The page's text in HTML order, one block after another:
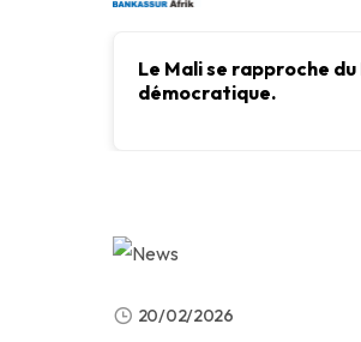
Le Mali se rapproche
démocratique.
20/02/2026